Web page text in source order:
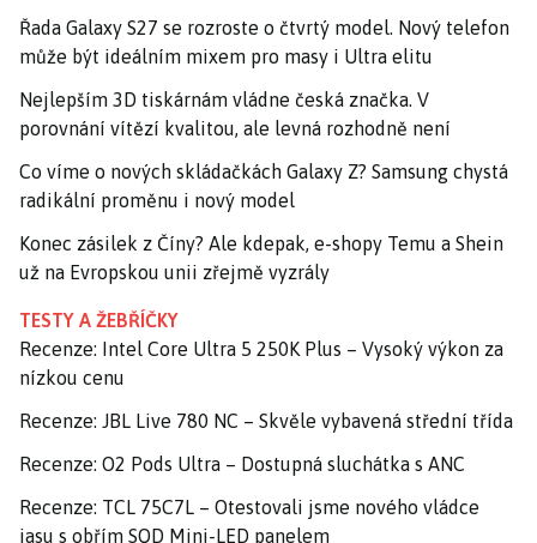
Řada Galaxy S27 se rozroste o čtvrtý model. Nový telefon
může být ideálním mixem pro masy i Ultra elitu
Nejlepším 3D tiskárnám vládne česká značka. V
porovnání vítězí kvalitou, ale levná rozhodně není
Co víme o nových skládačkách Galaxy Z? Samsung chystá
radikální proměnu i nový model
Konec zásilek z Číny? Ale kdepak, e-shopy Temu a Shein
už na Evropskou unii zřejmě vyzrály
TESTY A ŽEBŘÍČKY
Recenze: Intel Core Ultra 5 250K Plus – Vysoký výkon za
nízkou cenu
Recenze: JBL Live 780 NC – Skvěle vybavená střední třída
Recenze: O2 Pods Ultra – Dostupná sluchátka s ANC
Recenze: TCL 75C7L – Otestovali jsme nového vládce
jasu s obřím SQD Mini-LED panelem